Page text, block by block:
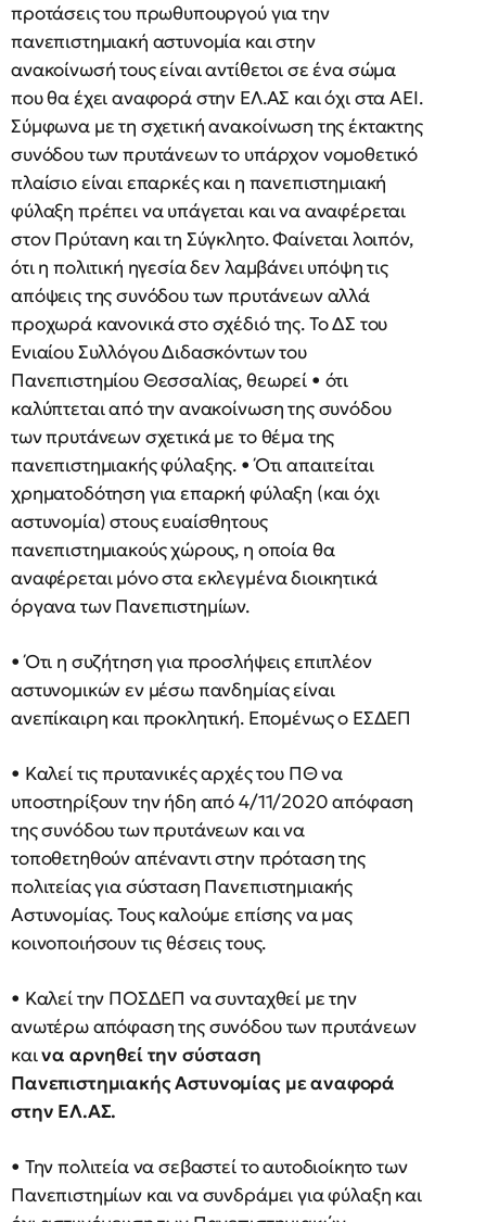
προτάσεις του πρωθυπουργού για την
πανεπιστημιακή αστυνομία και στην
ανακοίνωσή τους είναι αντίθετοι σε ένα σώμα
που θα έχει αναφορά στην ΕΛ.ΑΣ και όχι στα ΑΕΙ.
Σύμφωνα με τη σχετική ανακοίνωση της έκτακτης
συνόδου των πρυτάνεων το υπάρχον νομοθετικό
πλαίσιο είναι επαρκές και η πανεπιστημιακή
φύλαξη πρέπει να υπάγεται και να αναφέρεται
στον Πρύτανη και τη Σύγκλητο. Φαίνεται λοιπόν,
ότι η πολιτική ηγεσία δεν λαμβάνει υπόψη τις
απόψεις της συνόδου των πρυτάνεων αλλά
προχωρά κανονικά στο σχέδιό της. Το ΔΣ του
Ενιαίου Συλλόγου Διδασκόντων του
Πανεπιστημίου Θεσσαλίας, θεωρεί • ότι
καλύπτεται από την ανακοίνωση της συνόδου
των πρυτάνεων σχετικά με το θέμα της
πανεπιστημιακής φύλαξης. • Ότι απαιτείται
χρηματοδότηση για επαρκή φύλαξη (και όχι
αστυνομία) στους ευαίσθητους
πανεπιστημιακούς χώρους, η οποία θα
αναφέρεται μόνο στα εκλεγμένα διοικητικά
όργανα των Πανεπιστημίων.
• Ότι η συζήτηση για προσλήψεις επιπλέον
αστυνομικών εν μέσω πανδημίας είναι
ανεπίκαιρη και προκλητική. Επομένως ο ΕΣΔΕΠ
• Καλεί τις πρυτανικές αρχές του ΠΘ να
υποστηρίξουν την ήδη από 4/11/2020 απόφαση
της συνόδου των πρυτάνεων και να
τοποθετηθούν απέναντι στην πρόταση της
πολιτείας για σύσταση Πανεπιστημιακής
Αστυνομίας. Τους καλούμε επίσης να μας
κοινοποιήσουν τις θέσεις τους.
• Καλεί την ΠΟΣΔΕΠ να συνταχθεί με την
ανωτέρω απόφαση της συνόδου των πρυτάνεων
καινα αρνηθεί την σύσταση
Πανεπιστημιακής Αστυνομίας με αναφορά
στην ΕΛ.ΑΣ.
• Την πολιτεία να σεβαστεί το αυτοδιοίκητο των
Πανεπιστημίων και να συνδράμει για φύλαξη και